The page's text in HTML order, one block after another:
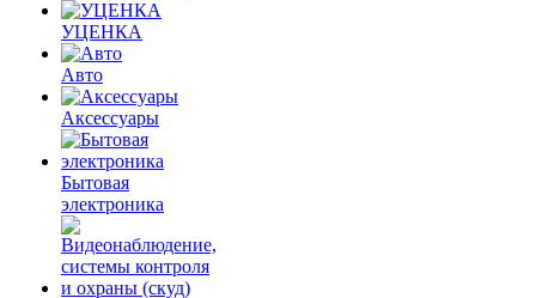
УЦЕНКА
Авто
Аксессуары
Бытовая
электроника